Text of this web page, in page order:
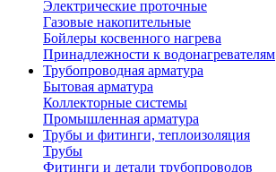
Электрические проточные
Газовые накопительные
Бойлеры косвенного нагрева
Принадлежности к водонагревателям
Трубопроводная арматура
Бытовая арматура
Коллекторные системы
Промышленная арматура
Трубы и фитинги, теплоизоляция
Трубы
Фитинги и детали трубопроводов